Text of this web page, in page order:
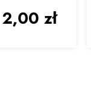
2,00 zł